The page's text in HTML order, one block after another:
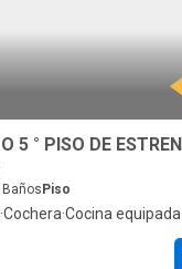
Baños Piso
·Cochera·Cocina equipada